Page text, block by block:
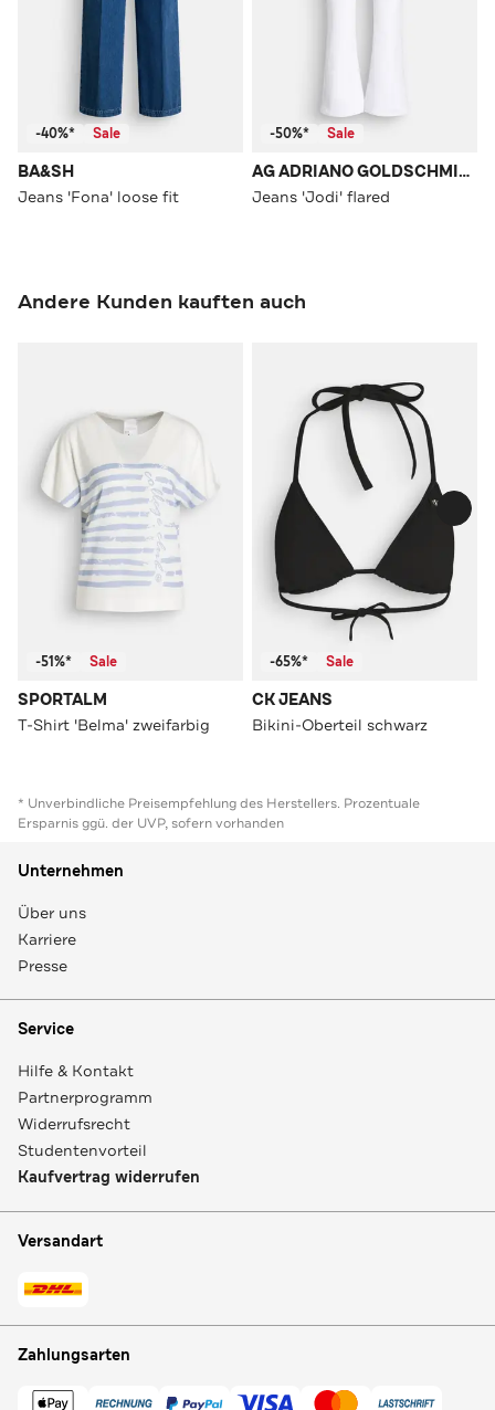
-40%* Sale
BA&SH
Jeans 'Fona' loose fit
-50%* Sale
AG ADRIANO GOLDSCHMIED
Jeans 'Jodi' flared
Andere Kunden kauften auch
-51%* Sale
SPORTALM
T-Shirt 'Belma' zweifarbig
-65%* Sale
CK JEANS
Bikini-Oberteil schwarz
* Unverbindliche Preisempfehlung des Herstellers. Prozentuale
Ersparnis ggü. der UVP, sofern vorhanden
Unternehmen
Über uns
Karriere
Presse
Service
Hilfe & Kontakt
Partnerprogramm
Widerrufsrecht
Studentenvorteil
Kaufvertrag widerrufen
Versandart
Zahlungsarten